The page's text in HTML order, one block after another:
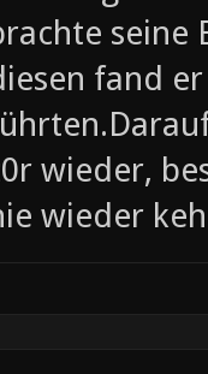
seine
fand
wieder,
wieder